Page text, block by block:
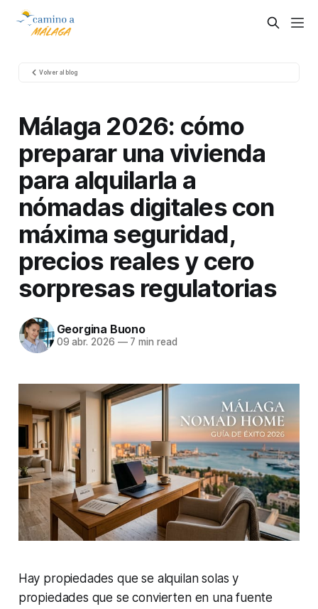
Volver al blog
Málaga 2026: cómo
preparar una vivienda
para alquilarla a
nómadas digitales con
máxima seguridad,
precios reales y cero
sorpresas regulatorias
Georgina Buono
09 abr. 2026 —7 min read
Hay propiedades que se alquilan solas y
propiedades que se convierten en una fuente